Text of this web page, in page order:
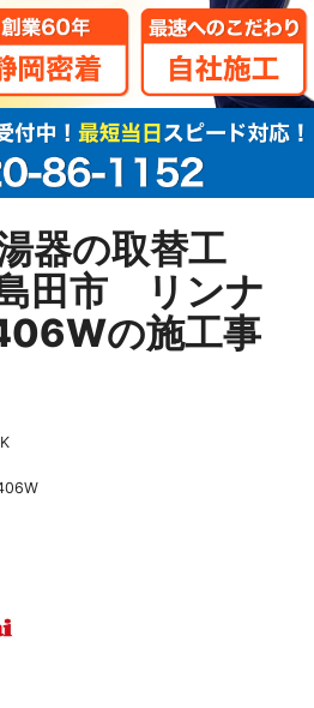
器の取替工
田市 リンナ
の施工事